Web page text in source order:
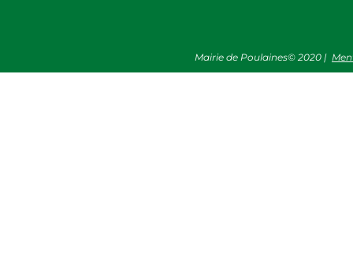
Mairie de Poulaines© 2020 |